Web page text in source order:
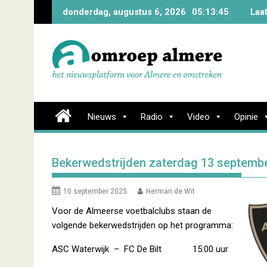
donderdag, augustus 6, 2026 05:13:46
Nieuws Radio Video Opinie
Bekerwedstrijden zaterdag 13
10 september 2025 Herman de Wit
Voor de Almeerse voetbalclubs staan de
volgende bekerwedstrijden op het programma:
ASC Waterwijk – FC De Bilt 15:00 uur